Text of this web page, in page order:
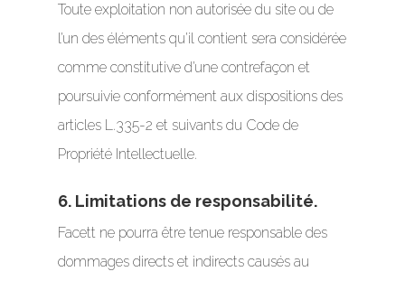
Toute exploitation non autorisée du site ou de
l’un des éléments qu’il contient sera considérée
comme constitutive d’une contrefaçon et
poursuivie conformément aux dispositions des
articles L.335-2 et suivants du Code de
Propriété Intellectuelle.
6. Limitations de responsabilité.
Facett ne pourra être tenue responsable des
dommages directs et indirects causés au